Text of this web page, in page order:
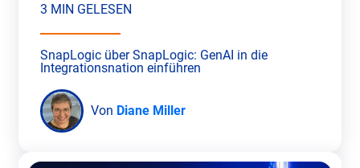
3 MIN GELESEN
SnapLogic über SnapLogic: GenAI in die
Integrationsnation einführen
Von Diane Miller